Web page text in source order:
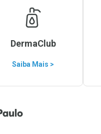
DermaClub
Saiba Mais >